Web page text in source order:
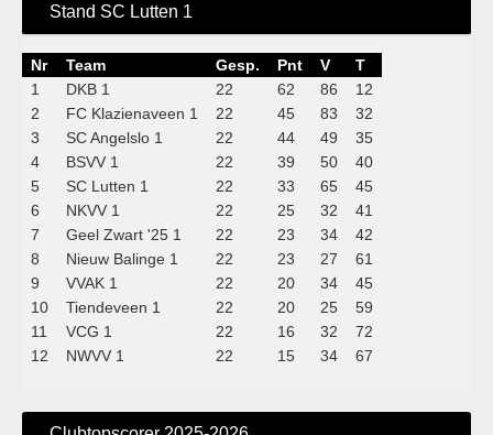
Stand SC Lutten 1
Nr Team Gesp. Pnt V
T
1
DKB 1 22 62 86
12
2
FC Klazienaveen 1 22 45 83
32
3
SC Angelslo 1 22 44 49
35
4
BSVV 1 22 39 50
40
5
SC Lutten 1 22 33 65
45
6
NKVV 1 22 25 32
41
7
Geel Zwart '25 1 22 23 34
42
8
Nieuw Balinge 1 22 23 27
61
9
VVAK 1 22 20 34
45
10
Tiendeveen 1 22 20 25
59
11
VCG 1 22 16 32
72
12
NWVV 1 22 15 34 67